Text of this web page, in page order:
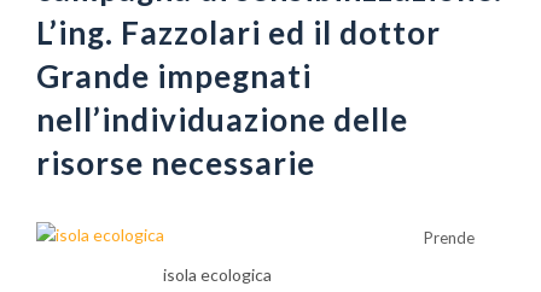
L’ing. Fazzolari ed il dottor
Grande impegnati
nell’individuazione delle
risorse necessarie
isola ecologica
Prende